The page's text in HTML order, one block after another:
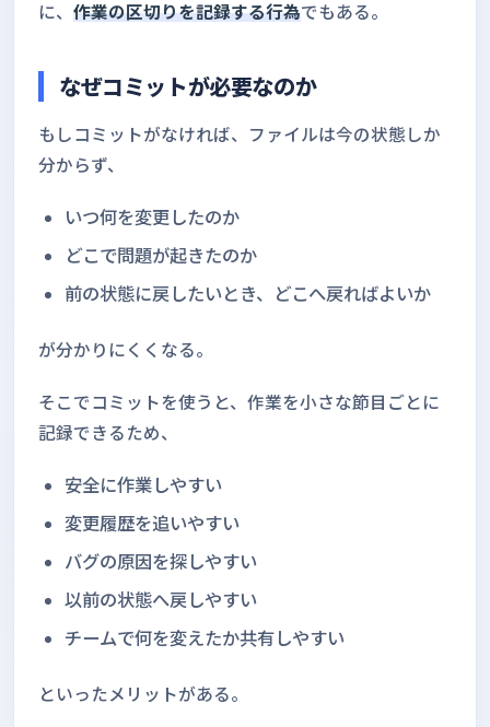
に、 作業の区切りを記録する行為でもある。
なぜコミットが必要なのか
もしコミットがなければ、ファイルは今の状態しか
分からず、
いつ何を変更したのか
どこで問題が起きたのか
前の状態に戻したいとき、どこへ戻ればよいか
が分かりにくくなる。
そこでコミットを使うと、作業を小さな節目ごとに
記録できるため、
安全に作業しやすい
変更履歴を追いやすい
バグの原因を探しやすい
以前の状態へ戻しやすい
チームで何を変えたか共有しやすい
といったメリットがある。